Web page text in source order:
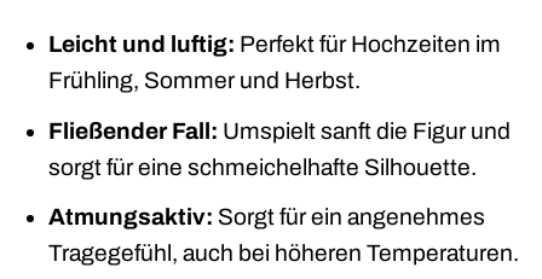
Leicht und luftig: Perfekt für Hochzeiten im
Frühling, Sommer und Herbst.
Fließender Fall: Umspielt sanft die Figur und
sorgt für eine schmeichelhafte Silhouette.
Atmungsaktiv: Sorgt für ein angenehmes
Tragegefühl, auch bei höheren Temperaturen.